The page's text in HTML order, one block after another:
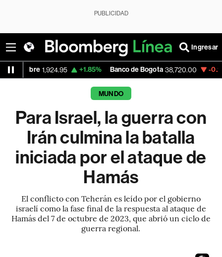
PUBLICIDAD
Ingresar
+1.85% Banco de Bogota 38,720.00 -0.21% Apple
MUNDO
Para Israel, la guerra con
Irán culmina la batalla
iniciada por el ataque de
Hamás
El conflicto con Teherán es leído por el gobierno
israelí como la fase final de la respuesta al ataque de
Hamás del 7 de octubre de 2023, que abrió un ciclo de
guerra regional.